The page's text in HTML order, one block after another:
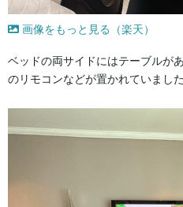
画像をもっと見る（楽天）
ベッドの両サイドにはテーブルが
のリモコンなどが置かれていました